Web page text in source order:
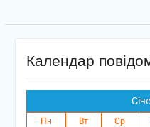
Календар
Пн Вт Ср